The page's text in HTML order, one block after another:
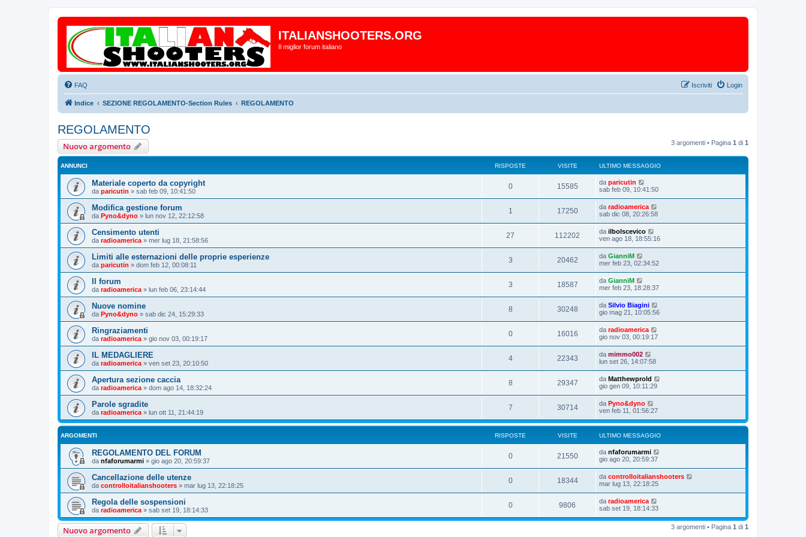
ITALIANSHOOTERS.ORG
Il miglior forum italiano
FAQ Login
Iscriviti
Indice SEZIONE REGOLAMENTO-Section Rules REGOLAMENTO
REGOLAMENTO
Nuovo argomento 3 argomenti • Pagina 1 di 1
ANNUNCI RISPOSTE VISITE ULTIMO MESSAGGIO
Materiale coperto da copyright
da paricutin » sab feb 09, 10:41:50
0 15585 da paricutin
sab feb 09, 10:41:50
Modifica gestione forum
da Pyno&dyno » lun nov 12, 22:12:58
1 17250 da radioamerica
sab dic 08, 20:26:58
Censimento utenti
da radioamerica » mer lug 18, 21:58:56
27 112202 da ilbolscevico
ven ago 18, 18:55:16
Limiti alle esternazioni delle proprie esperienze
da paricutin » dom feb 12, 00:08:11
3 20462 da GianniM
mer feb 23, 02:34:52
Il forum
da radioamerica » lun feb 06, 23:14:44
3 18587 da GianniM
mer feb 23, 18:28:37
Nuove nomine
da Pyno&dyno » sab dic 24, 15:29:33
8 30248 da Silvio Biagini
gio mag 21, 10:05:56
Ringraziamenti
da radioamerica » gio nov 03, 00:19:17
0 16016 da radioamerica
gio nov 03, 00:19:17
IL MEDAGLIERE
da radioamerica » ven set 23, 20:10:50
4 22343 da mimmo002
lun set 26, 14:07:58
Apertura sezione caccia
da radioamerica » dom ago 14, 18:32:24
8 29347 da Matthewprold
gio gen 09, 10:11:29
Parole sgradite
da radioamerica » lun ott 11, 21:44:19
7 30714 da Pyno&dyno
ven feb 11, 01:56:27
ARGOMENTI RISPOSTE VISITE ULTIMO MESSAGGIO
REGOLAMENTO DEL FORUM
da nfaforumarmi » gio ago 20, 20:59:37
0 21550 da nfaforumarmi
gio ago 20, 20:59:37
Cancellazione delle utenze
da controlloitalianshooters » mar lug 13, 22:18:25
0 18344 da controlloitalianshooters
mar lug 13, 22:18:25
Regola delle sospensioni
da radioamerica » sab set 19, 18:14:33
0 9806 da radioamerica
sab set 19, 18:14:33
Nuovo argomento 3 argomenti • Pagina 1 di 1